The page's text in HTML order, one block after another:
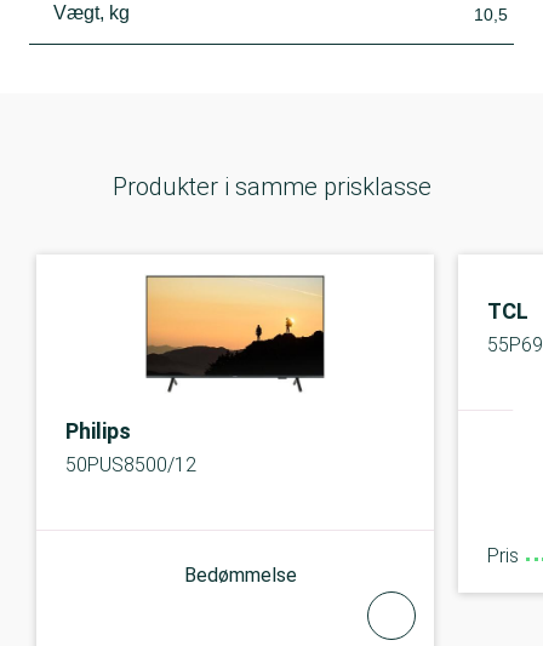
Vægt, kg 10,5
Produkter i samme prisklasse
Philips
50PUS8500/12
Bedømmelse
TCL
Pris